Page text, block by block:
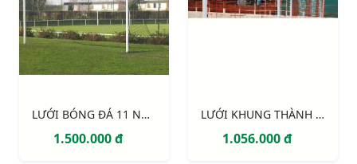
LƯỚI BÓNG ĐÁ 11 NGƯỜI S12860W
1.500.000 đ
LƯỚI KHUNG THÀNH 2 MÀU (trắng - đỏ)
1.056.000 đ